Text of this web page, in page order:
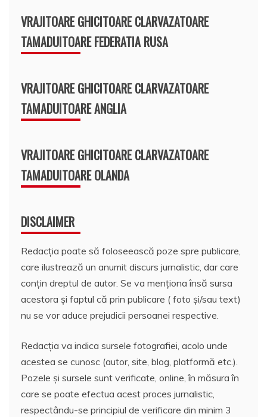
VRAJITOARE GHICITOARE CLARVAZATOARE
TAMADUITOARE FEDERATIA RUSA
VRAJITOARE GHICITOARE CLARVAZATOARE
TAMADUITOARE ANGLIA
VRAJITOARE GHICITOARE CLARVAZATOARE
TAMADUITOARE OLANDA
DISCLAIMER
Redacția poate să foloseească poze spre publicare,
care ilustrează un anumit discurs jurnalistic, dar care
conțin dreptul de autor. Se va menționa însă sursa
acestora și faptul că prin publicare ( foto și/sau text)
nu se vor aduce prejudicii persoanei respective.
Redacția va indica sursele fotografiei, acolo unde
acestea se cunosc (autor, site, blog, platformă etc.).
Pozele și sursele sunt verificate, online, în măsura în
care se poate efectua acest proces jurnalistic,
respectându-se principiul de verificare din minim 3